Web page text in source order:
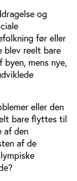
og
før eller
blev reelt bare
mens nye,
eller den
bare flyttes til
af den
af de